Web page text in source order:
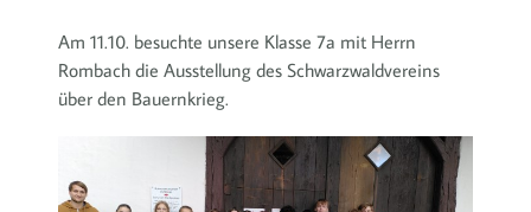
Am 11.10. besuchte unsere Klasse 7a mit Herrn
Rombach die Ausstellung des Schwarzwaldvereins
über den Bauernkrieg.